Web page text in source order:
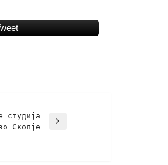
студија
Скопје